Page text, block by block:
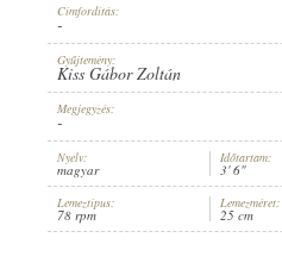
INTERPRET: FEHÉR ANNA,LÁZÁR
PLATTENAUFNAHME:
Címfordítás:
-
Gyűjtemény:
Kiss Gábor Zoltán
Megjegyzés:
-
Nyelv:
magyar
Időtartam:
3' 6"
Lemeztípus:
78 rpm
Lemezméret:
25 cm